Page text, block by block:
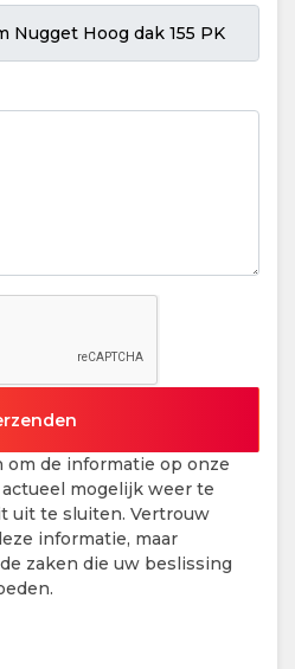
de informatie op onze
mogelijk weer te
uit te sluiten. Vertrouw
informatie, maar
zaken die uw beslissing